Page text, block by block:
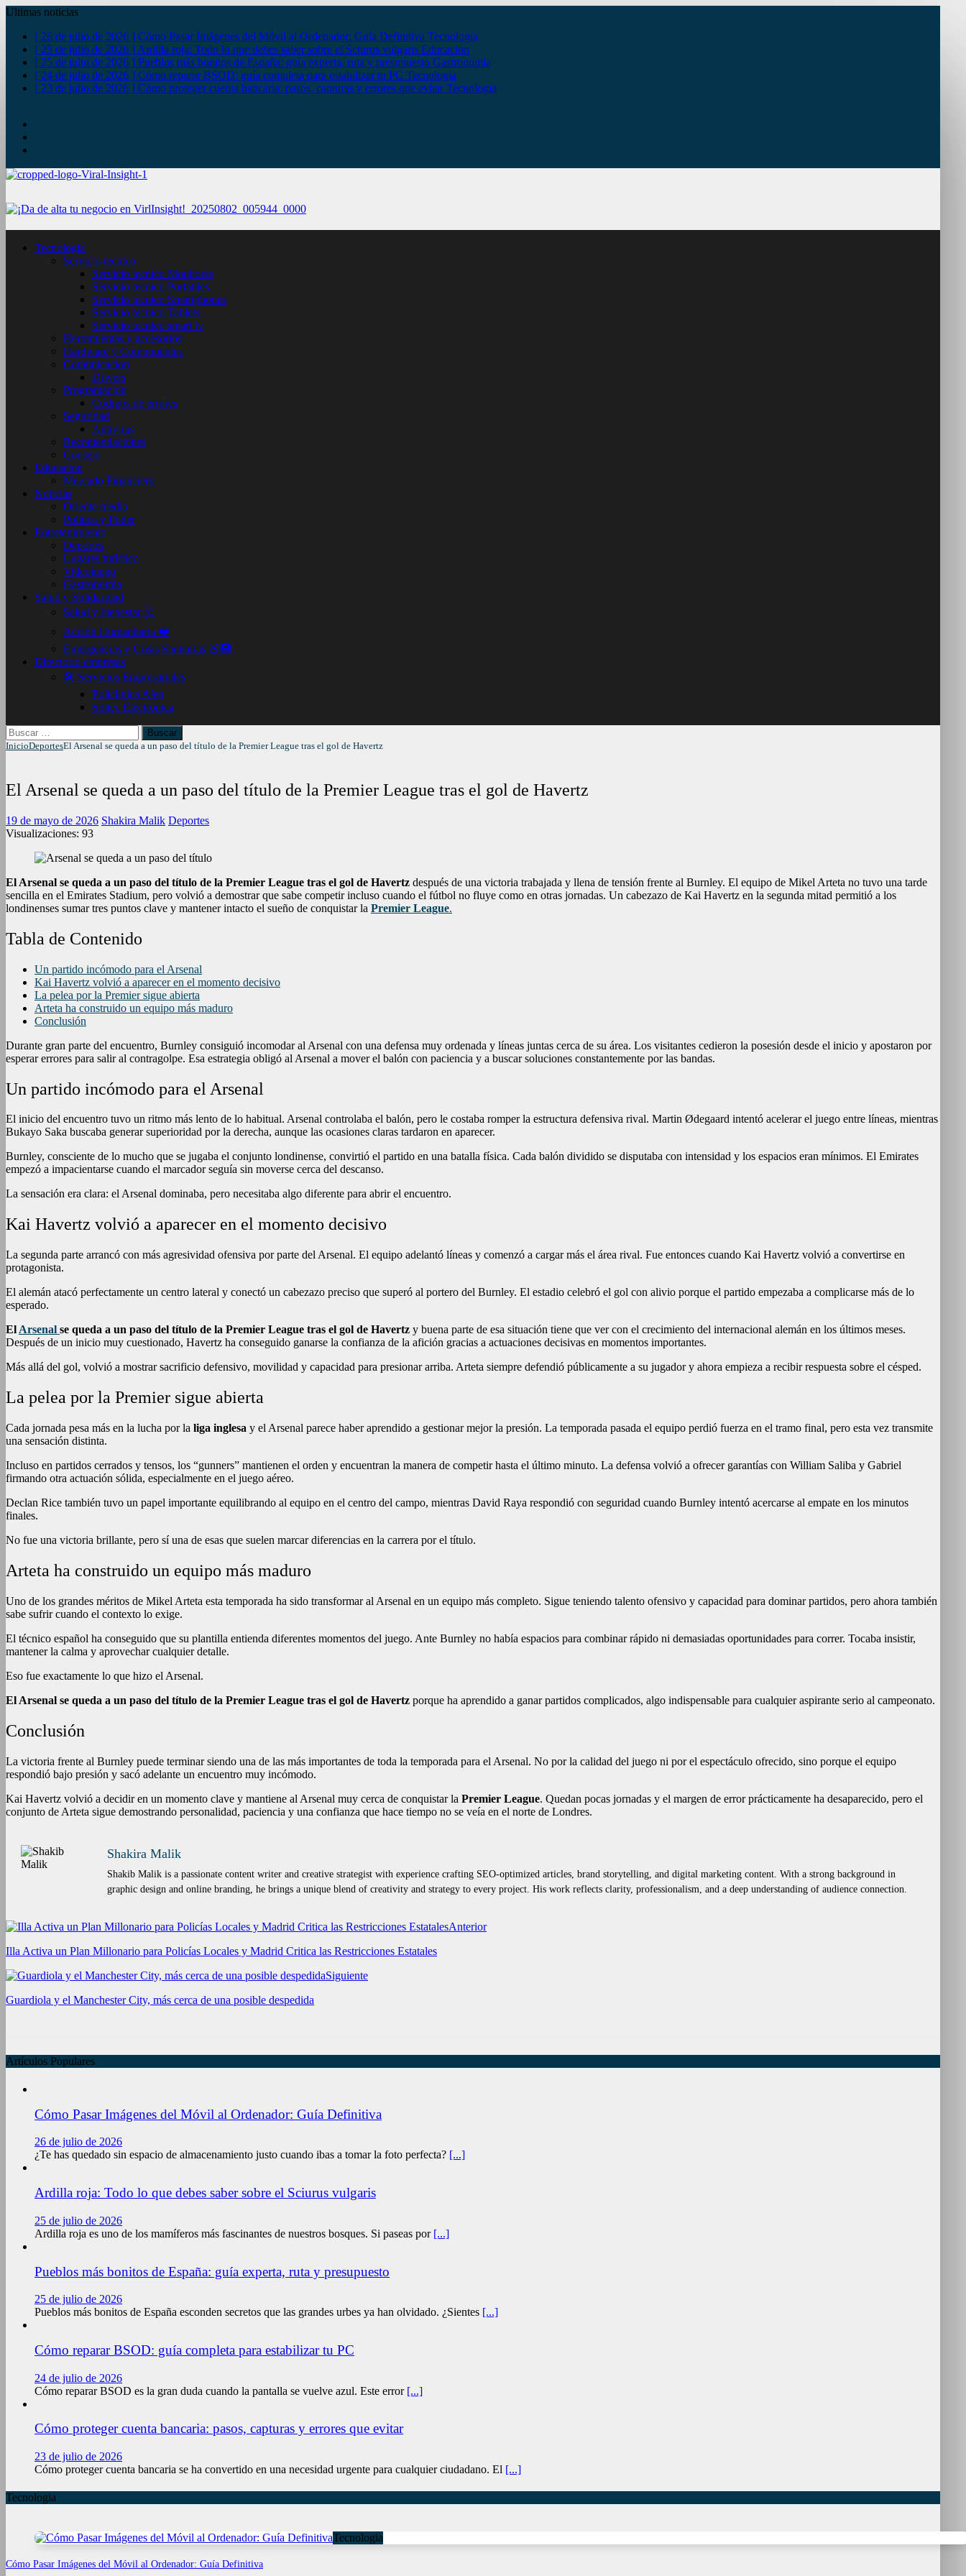
Ultimas noticias
[ 26 de julio de 2026 ] Cómo Pasar Imágenes del Móvil al Ordenador: Guía Definitiva Tecnologia
[ 25 de julio de 2026 ] Ardilla roja: Todo lo que debes saber sobre el Sciurus vulgaris Educacion
[ 25 de julio de 2026 ] Pueblos más bonitos de España: guía experta, ruta y presupuesto Gastronomia
[ 24 de julio de 2026 ] Cómo reparar BSOD: guía completa para estabilizar tu PC Tecnologia
[ 23 de julio de 2026 ] Cómo proteger cuenta bancaria: pasos, capturas y errores que evitarTecnologia
Tecnología
Servicio tecnico
Servicio tecnico Monitores
Servicio tecnico Portatiles
Servicio tecnico Smartphones
Servicio tecnico Tablets
Servicio tecnico smart tv
Herramientas y accesorios
Hardware y Componentes
Comunicacion
Drivers
Programacion
Códigos de errores
Seguridad
Antivirus
Recomendaciones
Consejo
Educacion
Mercado Financiero
Noticias
Oriente medio
Politica y Poder
Entretenimiento
Deportes
Lugares turístico
Videojuego
Gastronomia
Salud y Solidaridad
Salud y bienestar 🩺
Acción Humanitaria ❤️
Emergencias y Crisis Sanitarias 🚨🏥
Directorio empresas
🛠️ Servicios Empresariales
Policlinica Alen
Soltec Electrónica
Buscar:
InicioDeportesEl Arsenal se queda a un paso del título de la Premier League tras el gol de Havertz
El Arsenal se queda a un paso del título de la Premier League tras el gol de Havertz
19 de mayo de 2026 Shakira Malik Deportes
Visualizaciones: 93
El Arsenal se queda a un paso del título de la Premier League tras el gol de Havertz después de una victoria trabajada y llena de tensión frente al Burnley. El equipo de Mikel Arteta no tuvo una tarde
sencilla en el Emirates Stadium, pero volvió a demostrar que sabe competir incluso cuando el fútbol no fluye como en otras jornadas. Un cabezazo de Kai Havertz en la segunda mitad permitió a los
londinenses sumar tres puntos clave y mantener intacto el sueño de conquistar la Premier League.
Tabla de Contenido
Un partido incómodo para el Arsenal
Kai Havertz volvió a aparecer en el momento decisivo
La pelea por la Premier sigue abierta
Arteta ha construido un equipo más maduro
Conclusión
Durante gran parte del encuentro, Burnley consiguió incomodar al Arsenal con una defensa muy ordenada y líneas juntas cerca de su área. Los visitantes cedieron la posesión desde el inicio y apostaron por
esperar errores para salir al contragolpe. Esa estrategia obligó al Arsenal a mover el balón con paciencia y a buscar soluciones constantemente por las bandas.
Un partido incómodo para el Arsenal
El inicio del encuentro tuvo un ritmo más lento de lo habitual. Arsenal controlaba el balón, pero le costaba romper la estructura defensiva rival. Martin Ødegaard intentó acelerar el juego entre líneas, mientras
Bukayo Saka buscaba generar superioridad por la derecha, aunque las ocasiones claras tardaron en aparecer.
Burnley, consciente de lo mucho que se jugaba el conjunto londinense, convirtió el partido en una batalla física. Cada balón dividido se disputaba con intensidad y los espacios eran mínimos. El Emirates
empezó a impacientarse cuando el marcador seguía sin moverse cerca del descanso.
La sensación era clara: el Arsenal dominaba, pero necesitaba algo diferente para abrir el encuentro.
Kai Havertz volvió a aparecer en el momento decisivo
La segunda parte arrancó con más agresividad ofensiva por parte del Arsenal. El equipo adelantó líneas y comenzó a cargar más el área rival. Fue entonces cuando Kai Havertz volvió a convertirse en
protagonista.
El alemán atacó perfectamente un centro lateral y conectó un cabezazo preciso que superó al portero del Burnley. El estadio celebró el gol con alivio porque el partido empezaba a complicarse más de lo
esperado.
El Arsenal se queda a un paso del título de la Premier League tras el gol de Havertz y buena parte de esa situación tiene que ver con el crecimiento del internacional alemán en los últimos meses.
Después de un inicio muy cuestionado, Havertz ha conseguido ganarse la confianza de la afición gracias a actuaciones decisivas en momentos importantes.
Más allá del gol, volvió a mostrar sacrificio defensivo, movilidad y capacidad para presionar arriba. Arteta siempre defendió públicamente a su jugador y ahora empieza a recibir respuesta sobre el césped.
La pelea por la Premier sigue abierta
Cada jornada pesa más en la lucha por la liga inglesa y el Arsenal parece haber aprendido a gestionar mejor la presión. La temporada pasada el equipo perdió fuerza en el tramo final, pero esta vez transmite
una sensación distinta.
Incluso en partidos cerrados y tensos, los “gunners” mantienen el orden y encuentran la manera de competir hasta el último minuto. La defensa volvió a ofrecer garantías con William Saliba y Gabriel
firmando otra actuación sólida, especialmente en el juego aéreo.
Declan Rice también tuvo un papel importante equilibrando al equipo en el centro del campo, mientras David Raya respondió con seguridad cuando Burnley intentó acercarse al empate en los minutos
finales.
No fue una victoria brillante, pero sí una de esas que suelen marcar diferencias en la carrera por el título.
Arteta ha construido un equipo más maduro
Uno de los grandes méritos de Mikel Arteta esta temporada ha sido transformar al Arsenal en un equipo más completo. Sigue teniendo talento ofensivo y capacidad para dominar partidos, pero ahora también
sabe sufrir cuando el contexto lo exige.
El técnico español ha conseguido que su plantilla entienda diferentes momentos del juego. Ante Burnley no había espacios para combinar rápido ni demasiadas oportunidades para correr. Tocaba insistir,
mantener la calma y aprovechar cualquier detalle.
Eso fue exactamente lo que hizo el Arsenal.
El Arsenal se queda a un paso del título de la Premier League tras el gol de Havertz porque ha aprendido a ganar partidos complicados, algo indispensable para cualquier aspirante serio al campeonato.
Conclusión
La victoria frente al Burnley puede terminar siendo una de las más importantes de toda la temporada para el Arsenal. No por la calidad del juego ni por el espectáculo ofrecido, sino porque el equipo
respondió bajo presión y sacó adelante un encuentro muy incómodo.
Kai Havertz volvió a decidir en un momento clave y mantiene al Arsenal muy cerca de conquistar la Premier League. Quedan pocas jornadas y el margen de error prácticamente ha desaparecido, pero el
conjunto de Arteta sigue demostrando personalidad, paciencia y una confianza que hace tiempo no se veía en el norte de Londres.
Shakira Malik
Shakib Malik is a passionate content writer and creative strategist with experience crafting SEO-optimized articles, brand storytelling, and digital marketing content. With a strong background in
graphic design and online branding, he brings a unique blend of creativity and strategy to every project. His work reflects clarity, professionalism, and a deep understanding of audience connection.
Anterior
Illa Activa un Plan Millonario para Policías Locales y Madrid Critica las Restricciones Estatales
Siguiente
Guardiola y el Manchester City, más cerca de una posible despedida
Artículos Populares
Cómo Pasar Imágenes del Móvil al Ordenador: Guía Definitiva
26 de julio de 2026
¿Te has quedado sin espacio de almacenamiento justo cuando ibas a tomar la foto perfecta? [...]
Ardilla roja: Todo lo que debes saber sobre el Sciurus vulgaris
25 de julio de 2026
Ardilla roja es uno de los mamíferos más fascinantes de nuestros bosques. Si paseas por [...]
Pueblos más bonitos de España: guía experta, ruta y presupuesto
25 de julio de 2026
Pueblos más bonitos de España esconden secretos que las grandes urbes ya han olvidado. ¿Sientes [...]
Cómo reparar BSOD: guía completa para estabilizar tu PC
24 de julio de 2026
Cómo reparar BSOD es la gran duda cuando la pantalla se vuelve azul. Este error [...]
Cómo proteger cuenta bancaria: pasos, capturas y errores que evitar
23 de julio de 2026
Cómo proteger cuenta bancaria se ha convertido en una necesidad urgente para cualquier ciudadano. El [...]
Tecnologia
Tecnologia
Cómo Pasar Imágenes del Móvil al Ordenador: Guía Definitiva